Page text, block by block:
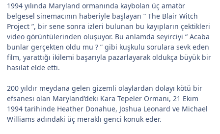
1994 yılında Maryland ormanında kaybolan üç amatör
belgesel sinemacının haberiyle başlayan “ The Blair Witch
Project ”, bir sene sonra izleri bulunan bu kayıpların çektikleri
video görüntülerinden oluşuyor. Bu anlamda seyirciyi “ Acaba
bunlar gerçekten oldu mu ? ” gibi kuşkulu sorulara sevk eden
film, yarattığı ikilemi başarıyla pazarlayarak oldukça büyük bir
hasılat elde etti.
200 yıldır meydana gelen gizemli olaylardan dolayı kötü bir
efsanesi olan Maryland’deki Kara Tepeler Ormanı, 21 Ekim
1994 tarihinde Heather Donahue, Joshua Leonard ve Michael
Williams adındaki üç meraklı genci konuk eder.